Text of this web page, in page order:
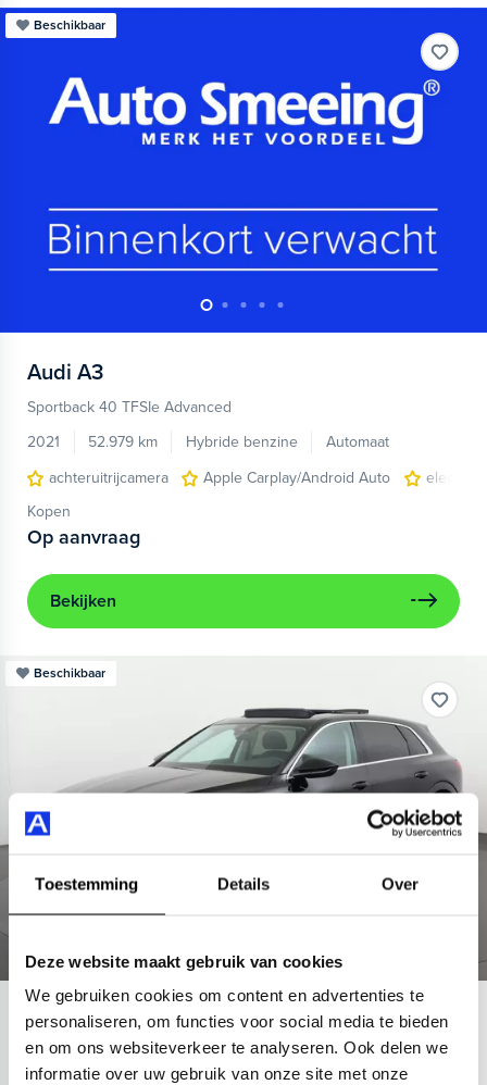
Toestemming Details Over
Deze website maakt gebruik van cookies
We gebruiken cookies om content en advertenties te
personaliseren, om functies voor social media te bieden
en om ons websiteverkeer te analyseren. Ook delen we
informatie over uw gebruik van onze site met onze
Beschikbaar
Audi A3
Sportback 40 TFSIe Advanced
2021
52.979 km Hybride benzine
Automaat
achteruitrijcamera
Apple Carplay/Android Auto
Kopen
Op aanvraag
Bekijken
Beschikbaar
Audi e-tron
55 quattro Advanced 95 kWh